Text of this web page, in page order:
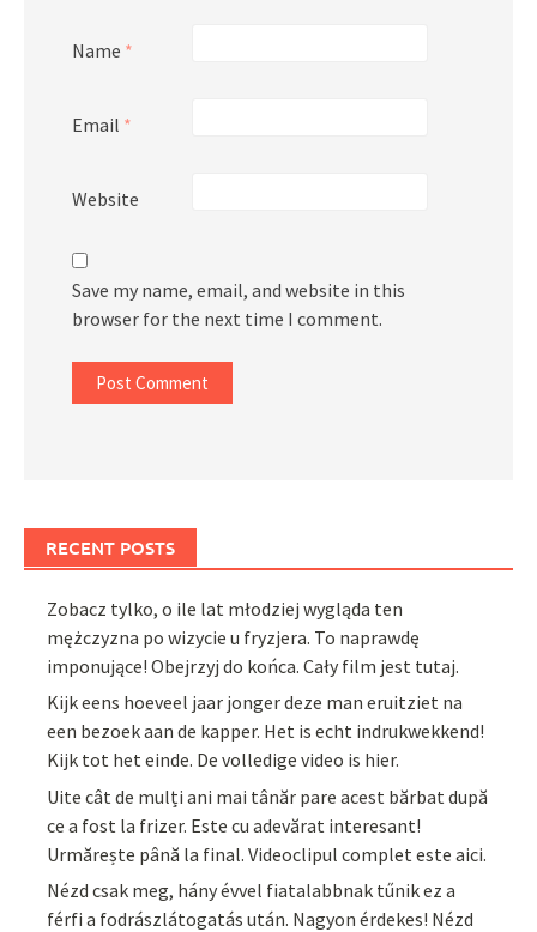
Name *
Email *
Website
Save my name, email, and website in this
browser for the next time I comment.
RECENT POSTS
Zobacz tylko, o ile lat młodziej wygląda ten
mężczyzna po wizycie u fryzjera. To naprawdę
imponujące! Obejrzyj do końca. Cały film jest tutaj.
Kijk eens hoeveel jaar jonger deze man eruitziet na
een bezoek aan de kapper. Het is echt indrukwekkend!
Kijk tot het einde. De volledige video is hier.
Uite cât de mulți ani mai tânăr pare acest bărbat după
ce a fost la frizer. Este cu adevărat interesant!
Urmărește până la final. Videoclipul complet este aici.
Nézd csak meg, hány évvel fiatalabbnak tűnik ez a
férfi a fodrászlátogatás után. Nagyon érdekes! Nézd